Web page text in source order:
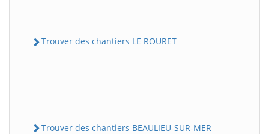
Trouver des chantiers LE ROURET
Trouver des chantiers BEAULIEU-SUR-MER